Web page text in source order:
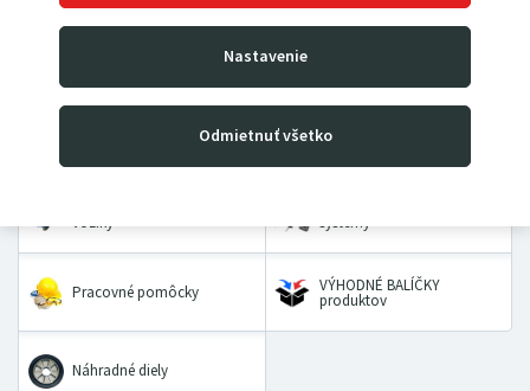
Nastavenie
Odmietnuť všetko
Dielenské žeriavy a hevery Kladkostroje
vozíky systémy
Pracovné pomôcky VÝHODNÉ BALÍČKY
produktov
Náhradné diely